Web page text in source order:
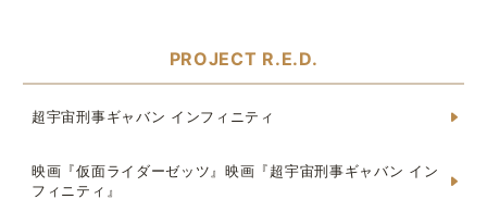
PROJECT R.E.D.
超宇宙刑事ギャバン インフィニティ
映画『仮面ライダーゼッツ』映画『超宇宙刑事ギャバン イン
フィニティ』